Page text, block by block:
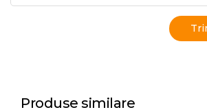
Produse similare